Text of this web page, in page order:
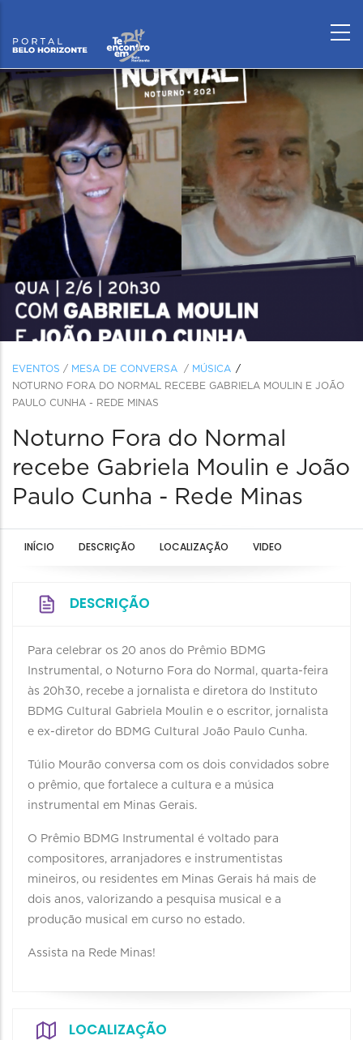
EVENTOS / MESA DE CONVERSA / MÚSICA
NOTURNO FORA DO NORMAL RECEBE GABRIELA MOULIN E JOÃO
PAULO CUNHA - REDE MINAS
Noturno Fora do Normal
recebe Gabriela Moulin e João
Paulo Cunha - Rede Minas
INÍCIO DESCRIÇÃO LOCALIZAÇÃO VIDEO
DESCRIÇÃO
Para celebrar os 20 anos do Prêmio BDMG
Instrumental, o Noturno Fora do Normal, quarta-feira
às 20h30, recebe a jornalista e diretora do Instituto
BDMG Cultural Gabriela Moulin e o escritor, jornalista
e ex-diretor do BDMG Cultural João Paulo Cunha.
Túlio Mourão conversa com os dois convidados sobre
o prêmio, que fortalece a cultura e a música
instrumental em Minas Gerais.
O Prêmio BDMG Instrumental é voltado para
compositores, arranjadores e instrumentistas
mineiros, ou residentes em Minas Gerais há mais de
dois anos, valorizando a pesquisa musical e a
produção musical em curso no estado.
Assista na Rede Minas!
LOCALIZAÇÃO